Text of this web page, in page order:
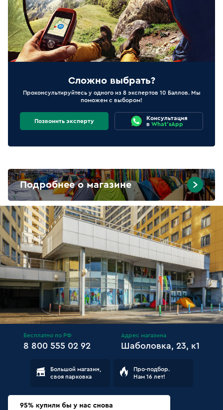
Сложно выбрать?
Проконсультируйтесь у одного из 8 экспертов 10 Баллов. Мы
поможем с выбором!
Позвонить эксперту
Консультация
в What'sApp
Подробнее о магазине
Бесплатно по РФ
8 800 555 02 92
Адрес магазина
Шаболовка, 23, к1
Большой магазин,
своя парковка
Про-подбор.
Нам 16 лет!